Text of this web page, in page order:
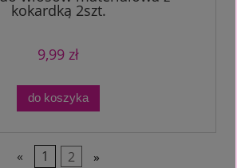
kokardką 2szt.
9,99 zł
do koszyka
« 1 2 »